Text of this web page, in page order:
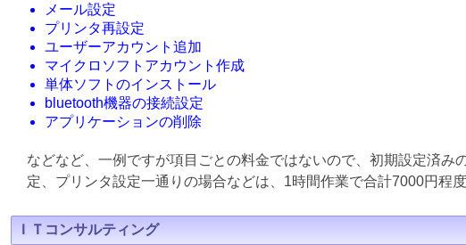
メール設定
プリンタ再設定
ユーザーアカウント追加
マイクロソフトアカウント作成
単体ソフトのインストール
bluetooth機器の接続設定
アプリケーションの削除
などなど、一例ですが項目ごとの料金ではないので、初期設定済
定、プリンタ設定一通りの場合などは、1時間作業で合計7000円程
ＩＴコンサルティング